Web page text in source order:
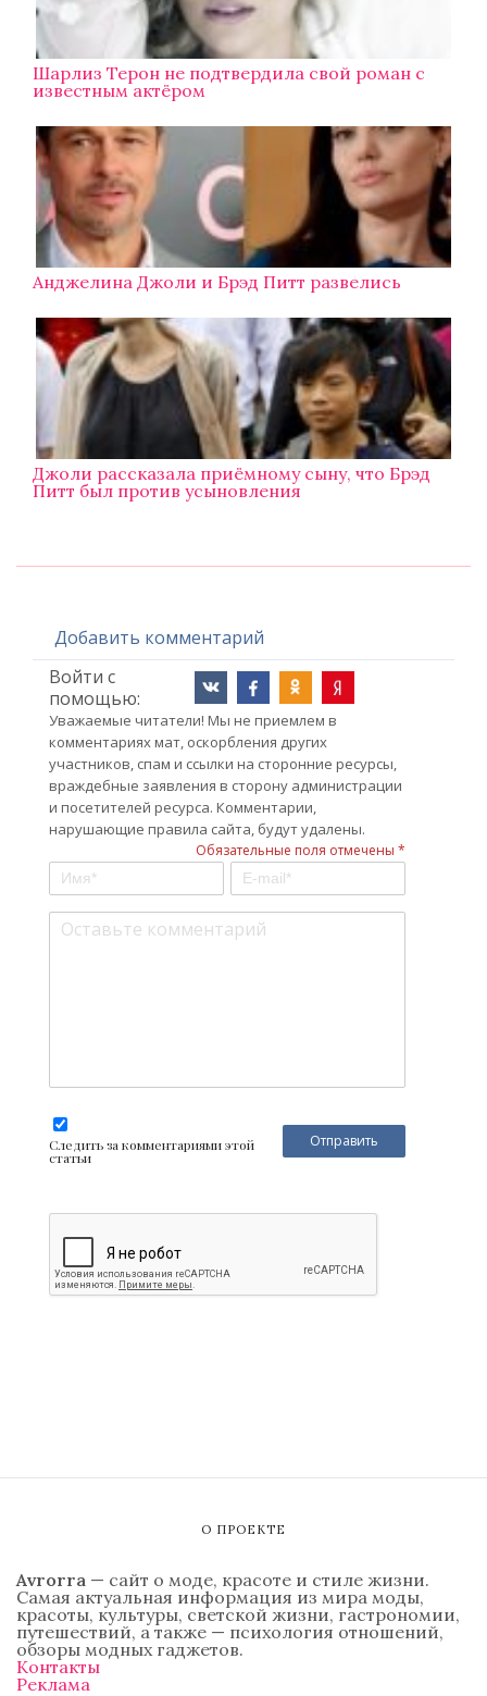
Шарлиз Терон не подтвердила свой роман с
известным актёром
Анджелина Джоли и Брэд Питт развелись
Джоли рассказала приёмному сыну, что Брэд
Питт был против усыновления
Добавить комментарий
Войти с
помощью:
Уважаемые читатели! Мы не приемлем в
комментариях мат, оскорбления других
участников, спам и ссылки на сторонние ресурсы,
враждебные заявления в сторону администрации
и посетителей ресурса. Комментарии,
нарушающие правила сайта, будут удалены.
Обязательные поля отмечены *
Следить за комментариями этой
статьи
О ПРОЕКТЕ
Avrorra — сайт о моде, красоте и стиле жизни.
Самая актуальная информация из мира моды,
красоты, культуры, светской жизни, гастрономии,
путешествий, а также — психология отношений,
обзоры модных гаджетов.
Контакты
Реклама